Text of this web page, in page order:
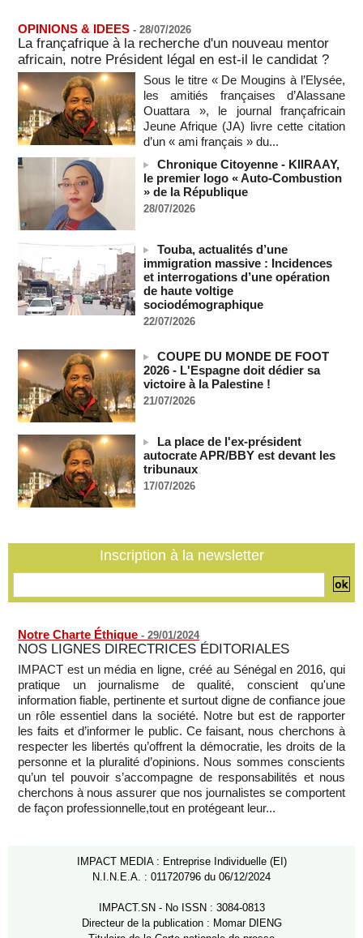
Au Nigeria, plus de 300 victimes d’enlèvements ont été
libérées
06/08/2026
Au Nigeria, plus de 300 victimes d’enlèvements ont été
libérées
06/08/2026 -
Soutenir l’intégrité de l’information à Sao Tomé-et-Principe à
l’approche des élections
06/08/2026 -
Taïwan bloque un pont stratégique lors de la simulation d'une
invasion par la Chine
06/08/2026 -
records en Europe
06/08/2026
Soudan du Sud : Les avocats de Riek Machar sollicitent un
accès à leur client avant la prochaine audience
06/08/2026 -
policière contre le narcotrafic
06/08/2026 -
Guinée : l'absence du président Doumbouya ravive les
tensions politiques
06/08/2026 -
Bénin: le nouveau Sénat élit son premier président
06/08/2026 -
La Centrafrique et le Cameroun apaisent les tensions après
un incident frontalier
OPINIONS & IDEES - 28/07/2026
La françafrique à la recherche d'un nouveau mentor
africain, notre Président légal en est-il le candidat ?
Sous le titre « De Mougins à l’Elysée,
les amitiés françaises d’Alassane
Ouattara », le journal françafricain
Jeune Afrique (JA) livre cette citation
d’un « ami français » du...
Chronique Citoyenne - KIIRAAY,
le premier logo « Auto-Combustion
» de la République
28/07/2026
Touba, actualités d’une
immigration massive : Incidences
et interrogations d’une opération
de haute voltige
sociodémographique
22/07/2026
COUPE DU MONDE DE FOOT
2026 - L'Espagne doit dédier sa
victoire à la Palestine !
21/07/2026
La place de l'ex-président
autocrate APR/BBY est devant les
tribunaux
17/07/2026
Inscription à la newsletter
Notre Charte Éthique - 29/01/2024
NOS LIGNES DIRECTRICES ÉDITORIALES
IMPACT est un média en ligne, créé au Sénégal en 2016, qui
pratique un journalisme de qualité, conscient qu'une
information fiable, pertinente et surtout digne de confiance joue
un rôle essentiel dans la société. Notre but est de rapporter
les faits et d’informer le public. Ce faisant, nous cherchons à
respecter les libertés qu’offrent la démocratie, les droits de la
personne et la pluralité d’opinions. Nous sommes conscients
qu’un tel pouvoir s’accompagne de responsabilités et nous
cherchons à nous assurer que nos journalistes se comportent
de façon professionnelle,tout en protégeant leur...
IMPACT MEDIA : Entreprise Individuelle (EI)
N.I.N.E.A. : 011720796 du 06/12/2024
IMPACT.SN - No ISSN : 3084-0813
Directeur de la publication : Momar DIENG